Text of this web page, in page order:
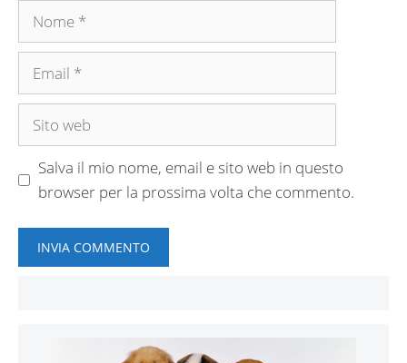
Nome
Email
Sito
Salva il mio nome, email e sito web in questo
browser per la prossima volta che commento.